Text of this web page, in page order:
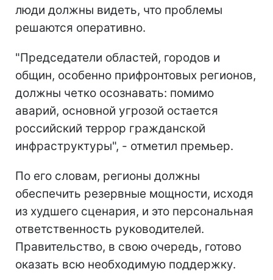
люди должны видеть, что проблемы
решаются оперативно.
"Председатели областей, городов и
общин, особенно прифронтовых регионов,
должны четко осознавать: помимо
аварий, основной угрозой остается
российский террор гражданской
инфраструктуры", - отметил премьер.
По его словам, регионы должны
обеспечить резервные мощности, исходя
из худшего сценария, и это персональная
ответственность руководителей.
Правительство, в свою очередь, готово
оказать всю необходимую поддержку.